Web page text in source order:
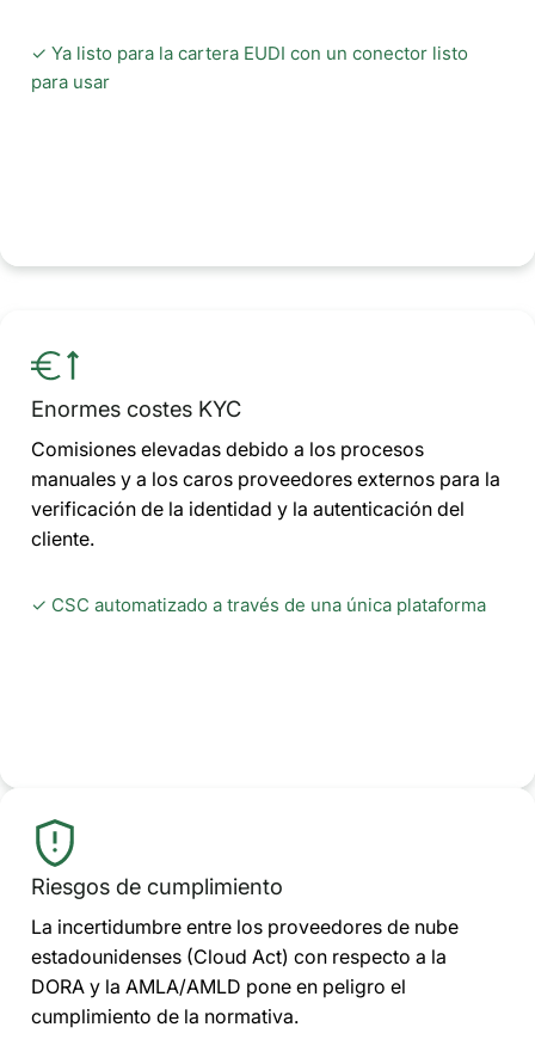
✓ Ya listo para la cartera EUDI con un conector listo
para usar
Enormes costes KYC
Comisiones elevadas debido a los procesos
manuales y a los caros proveedores externos para la
verificación de la identidad y la autenticación del
cliente.
✓ CSC automatizado a través de una única plataforma
Riesgos de cumplimiento
La incertidumbre entre los proveedores de nube
estadounidenses (Cloud Act) con respecto a la
DORA y la AMLA/AMLD pone en peligro el
cumplimiento de la normativa.